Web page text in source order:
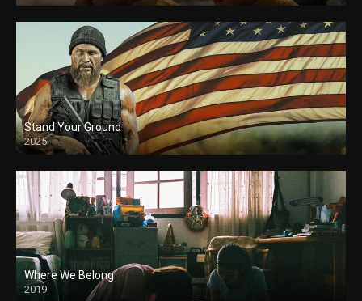
Stand Your Ground
2025
Where We Belong
2019